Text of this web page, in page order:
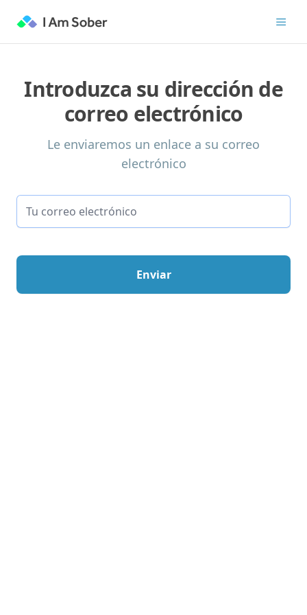
Introduzca su dirección de
correo electrónico
Le enviaremos un enlace a su correo
electrónico
Enviar